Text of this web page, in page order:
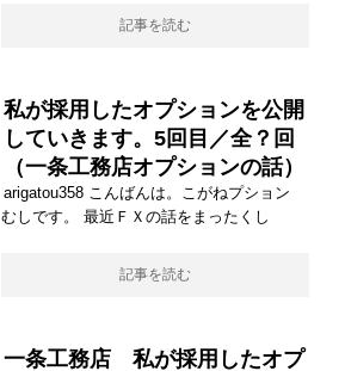
記事を読む
私が採用したオプションを公開
していきます。5回目／全？回
（一条工務店オプションの話）
arigatou358 こんばんは。こがねプション
むしです。 最近ＦＸの話をまったくし
記事を読む
一条工務店 私が採用したオプ